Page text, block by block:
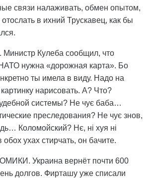
связи налаживать, обмен опытом,
в ихний Трускавец, как бы
Кулеба сообщил, что
нужна «дорожная карта». Бо
ты имела в виду. Надо на
нарисовать. А? Что?
системы? Не чує баба…
преследования? Не чує знов,
Коломойский? Нє, ні хуя ні
обох ухах стирчать, он бачите.
Украина вернёт почти 600
долгов. Фирташу уже списали